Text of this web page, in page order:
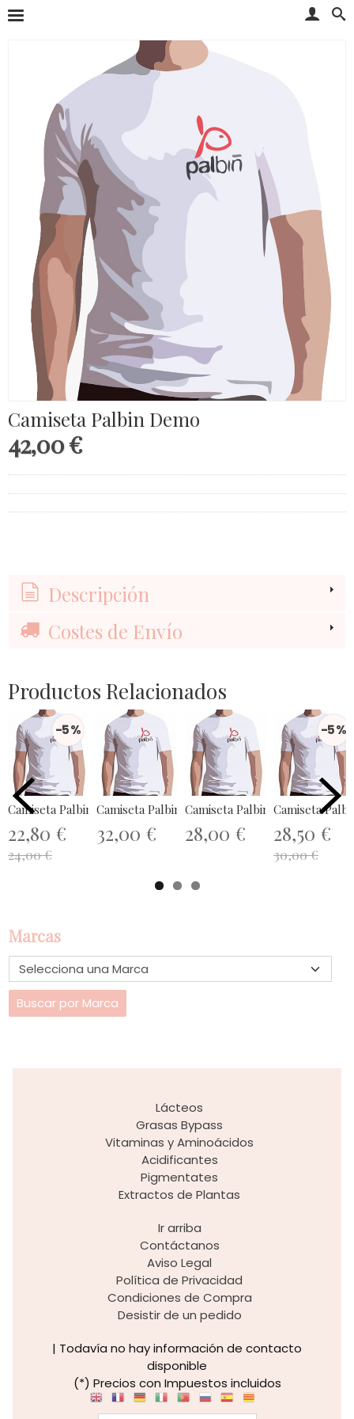
Marcas
Camiseta Palbin Demo
42,00 €
Descripción
Costes de Envío
Productos Relacionados
-5 %
Camiseta Palbin Demo
22,80 €
24,00 €
Camiseta Palbin Demo
32,00 €
Camiseta Palbin Demo
28,00 €
-5 %
Camiseta
28,50 €
30,00 €
Lácteos
Grasas Bypass
Vitaminas y Aminoácidos
Acidificantes
Pigmentates
Extractos de Plantas
Ir arriba
Contáctanos
Aviso Legal
Política de Privacidad
Condiciones de Compra
Desistir de un pedido
| Todavía no hay información de contacto
disponible
(*) Precios con Impuestos incluidos